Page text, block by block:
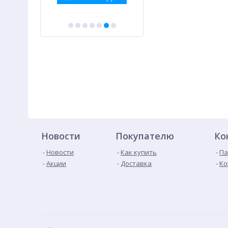
Новости
Новости
Акции
Покупателю
Как купить
Доставка